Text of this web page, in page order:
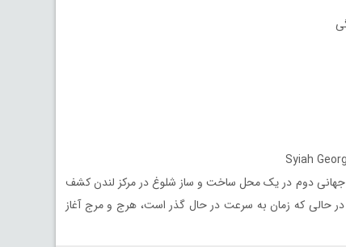
دوم در یک محل ساخت و ساز شلوغ در مرکز لندن کشف
حالی که زمان به سرعت در حال گذر است، هرج و مرج آغاز